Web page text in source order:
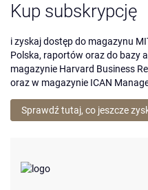
Kup subskrypcję
i zyskaj dostęp do magazynu
Polska, raportów oraz do bazy
magazynie Harvard Business
oraz w magazynie ICAN
Sprawdź tutaj, co jeszcze